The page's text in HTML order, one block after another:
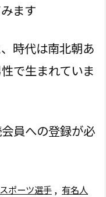
ます
時代は南北朝あ
で生まれていま
員への登録が必
スポーツ選手 , 有名人